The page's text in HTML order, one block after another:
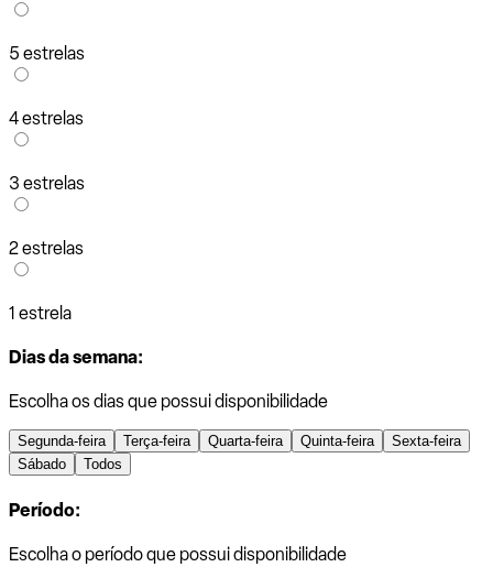
5 estrelas
4 estrelas
3 estrelas
2 estrelas
1 estrela
Dias da semana:
Escolha os dias que possui disponibilidade
Segunda-feira Terça-feira Quarta-feira Quinta-feira
Sexta-feira
Sábado
Todos
Período:
Escolha o período que possui disponibilidade